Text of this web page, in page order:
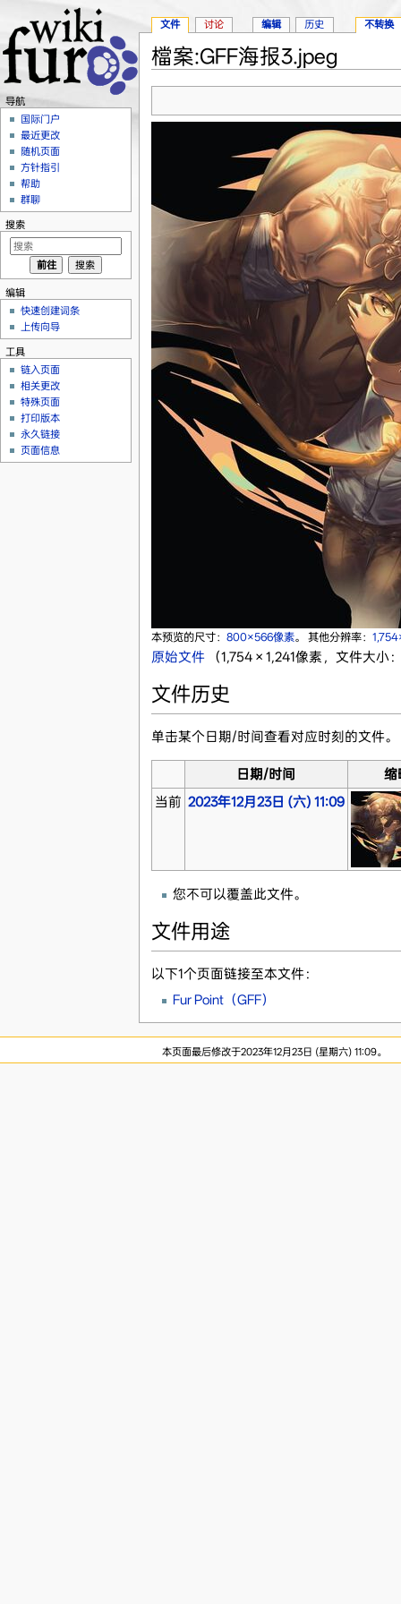
檔案:GFF海报3.jpeg
本预览的尺寸： 800×566像素。 其他分辨率：
原始文件‎ （1,754 × 1,241像素，文件大
文件历史
单击某个日期/时间查看对应时刻的文件。
日期/时间
缩
当前 2023年12月23日 (六) 11:09
您不可以覆盖此文件。
文件用途
以下1个页面链接至本文件：
Fur Point（GFF）
文件 讨论 编辑 历史 不转换
导航
国际门户
最近更改
随机页面
方针指引
帮助
群聊
搜索
编辑
快速创建词条
上传向导
工具
链入页面
相关更改
特殊页面
打印版本
永久链接
页面信息
本页面最后修改于2023年12月23日 (星期六) 11:09。